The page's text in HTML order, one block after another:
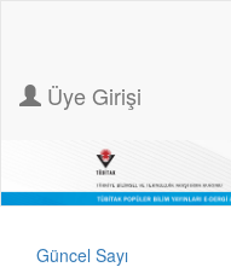
Üye Girişi
Güncel Sayı